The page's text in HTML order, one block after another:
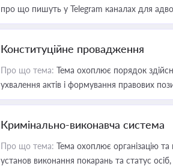
про що пишуть у Telegram каналах для
Конституційне провадження
Про що тема: Тема охоплює порядок
ухвалення актів і формування правових
Кримінально-виконавча система
Про що тема: Тема охоплює організацію та
установ виконання покарань та статус